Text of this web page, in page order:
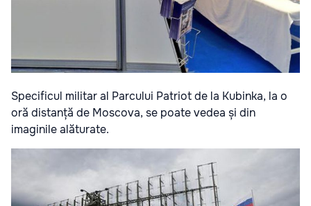
Specificul militar al Parcului Patriot de la Kubinka, la o
oră distanță de Moscova, se poate vedea și din
imaginile alăturate.